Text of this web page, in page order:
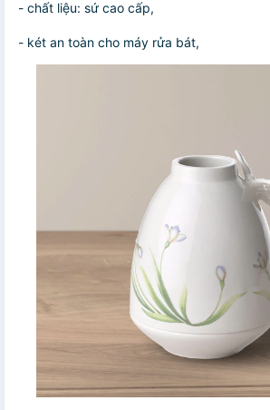
- chất liệu: sứ cao cấp,
- két an toàn cho máy rửa bát,